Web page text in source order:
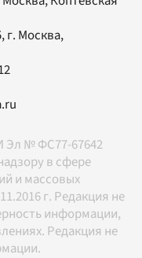
, г. Москва,
Эл № ФС77-67642
в сфере
и массовых
г. Редакция не
информации,
Редакция не